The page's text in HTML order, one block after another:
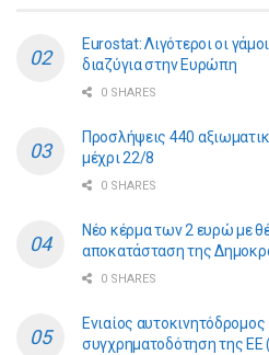
Eurostat: Λιγότεροι οι
διαζύγια στην Ευρώπη
0 SHARES
Προσλήψεις 440
μέχρι 22/8
0 SHARES
Νέο κέρμα των 2 ευρώ με
αποκατάσταση της
0 SHARES
Ενιαίος
συγχρηματοδότηση της